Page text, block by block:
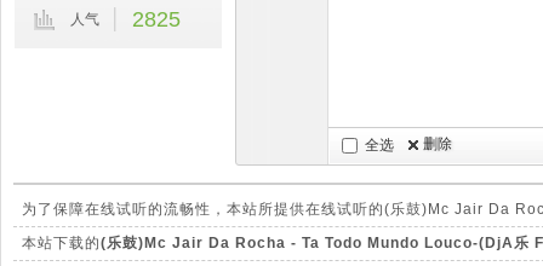
全选 删除
人气 2825
为了保障在线试听的流畅性，本站所提供在线试听的(乐鼓)Mc Jair Da
音质和本站提供下载的mp3文件有很大的差别。
本站下载的(乐鼓)Mc Jair Da Rocha - Ta Todo Mundo Louco-(DjA乐